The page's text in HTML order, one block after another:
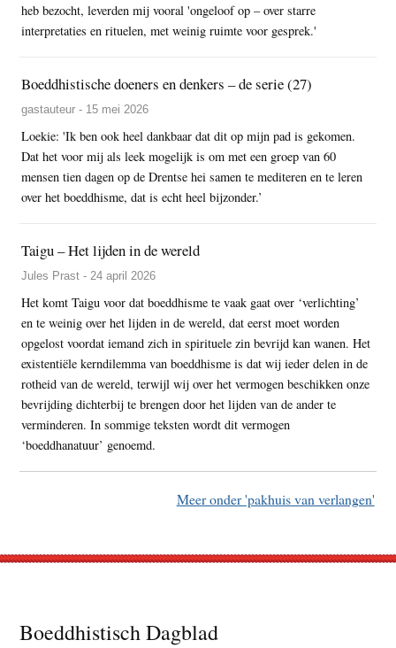
heb bezocht, leverden mij vooral 'ongeloof op – over starre
interpretaties en rituelen, met weinig ruimte voor gesprek.'
Boeddhistische doeners en denkers – de serie (27)
gastauteur - 15 mei 2026
Loekie: 'Ik ben ook heel dankbaar dat dit op mijn pad is gekomen.
Dat het voor mij als leek mogelijk is om met een groep van 60
mensen tien dagen op de Drentse hei samen te mediteren en te leren
over het boeddhisme, dat is echt heel bijzonder.’
Taigu – Het lijden in de wereld
Jules Prast - 24 april 2026
Het komt Taigu voor dat boeddhisme te vaak gaat over ‘verlichting’
en te weinig over het lijden in de wereld, dat eerst moet worden
opgelost voordat iemand zich in spirituele zin bevrijd kan wanen. Het
existentiële kerndilemma van boeddhisme is dat wij ieder delen in de
rotheid van de wereld, terwijl wij over het vermogen beschikken onze
bevrijding dichterbij te brengen door het lijden van de ander te
verminderen. In sommige teksten wordt dit vermogen
‘boeddhanatuur’ genoemd.
Meer onder 'pakhuis van verlangen'
Footer
Boeddhistisch Dagblad